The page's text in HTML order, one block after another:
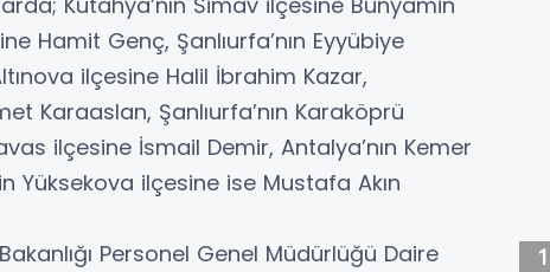
Hamit Genç, Şanlıurfa’nın Eyyübiye
ilçesine Halil İbrahim Kazar,
Karaaslan, Şanlıurfa’nın Karaköprü
ilçesine İsmail Demir, Antalya’nın Kemer
Yüksekova ilçesine ise Mustafa Akın
Personel Genel Müdürlüğü Daire